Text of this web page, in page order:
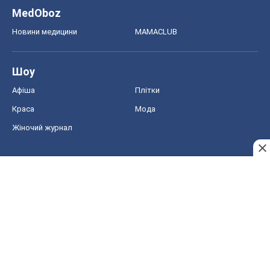
MedOboz
Новини медицини MAMACLUB
Шоу
Афіша Плітки
Краса Мода
Жіночий журнал